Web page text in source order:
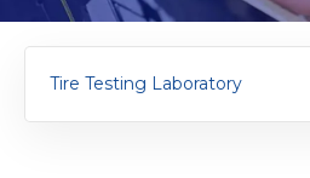
Tire Testing Laboratory